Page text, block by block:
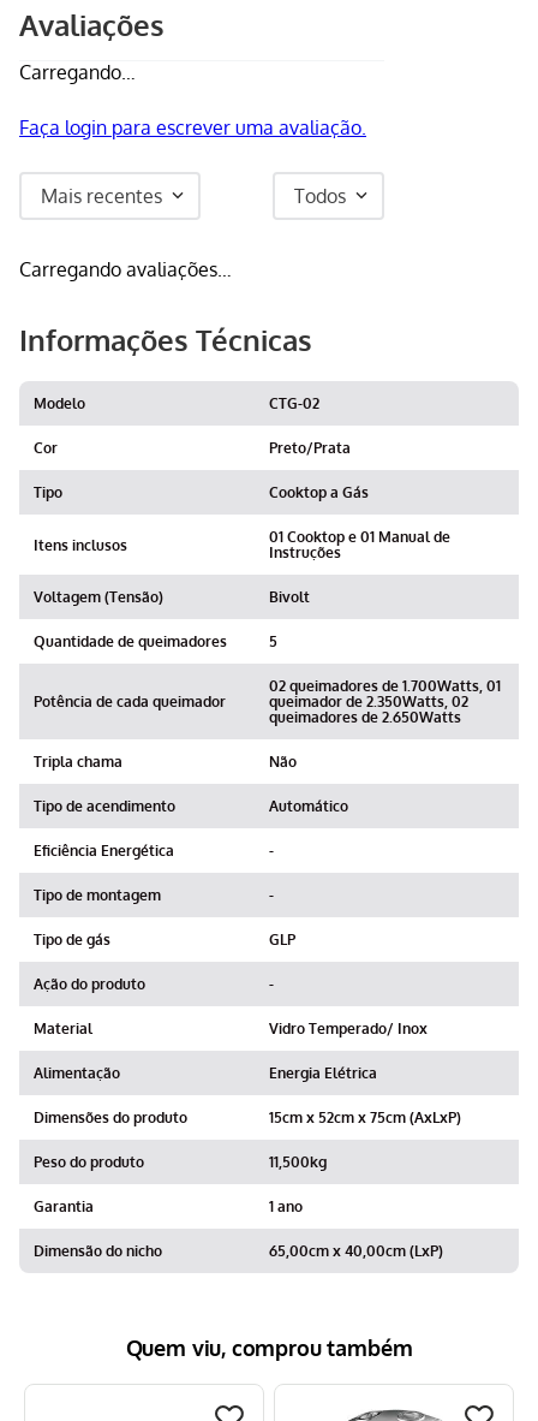
Avaliações
Carregando…
Faça login para escrever uma avaliação.
Mais recentes Todos
Carregando avaliações…
Informações Técnicas
Modelo CTG-02
Cor Preto/Prata
Tipo Cooktop a Gás
Itens inclusos
01 Cooktop e 01 Manual de
Instruções
Voltagem (Tensão) Bivolt
Quantidade de queimadores 5
Potência de cada queimador
02 queimadores de 1.700Watts, 01
queimador de 2.350Watts, 02
queimadores de 2.650Watts
Tripla chama Não
Tipo de acendimento Automático
Eficiência Energética -
Tipo de montagem -
Tipo de gás GLP
Ação do produto -
Material Vidro Temperado/ Inox
Alimentação Energia Elétrica
Dimensões do produto 15cm x 52cm x 75cm (AxLxP)
Peso do produto 11,500kg
Garantia 1 ano
Dimensão do nicho 65,00cm x 40,00cm (LxP)
Quem viu, comprou também